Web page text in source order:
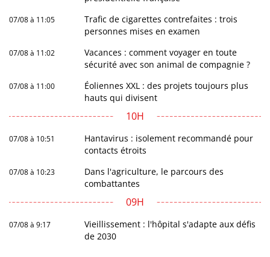
07/08 à 11:05
Trafic de cigarettes contrefaites : trois
personnes mises en examen
07/08 à 11:02
Vacances : comment voyager en toute
sécurité avec son animal de compagnie ?
07/08 à 11:00
Éoliennes XXL : des projets toujours plus
hauts qui divisent
10H
07/08 à 10:51
Hantavirus : isolement recommandé pour
contacts étroits
07/08 à 10:23
Dans l'agriculture, le parcours des
combattantes
09H
07/08 à 9:17
Vieillissement : l'hôpital s'adapte aux défis
de 2030